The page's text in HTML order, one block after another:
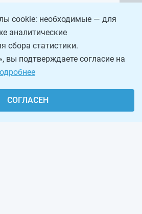
cookie: необходимые — для
аналитические
сбора статистики.
вы подтверждаете согласие на
СОГЛАСЕН